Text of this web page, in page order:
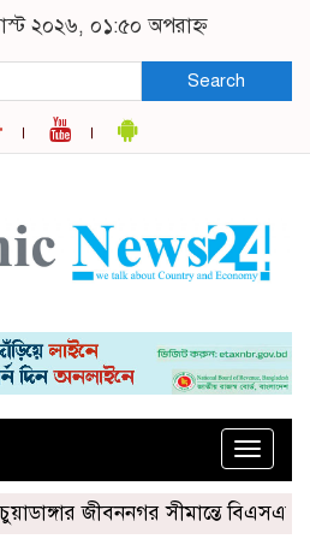
২০২৬, ০১:৫০ অপরাহ্ন
Search
Toggle
জীবননগর সীমান্তে বিএসএফের ৩